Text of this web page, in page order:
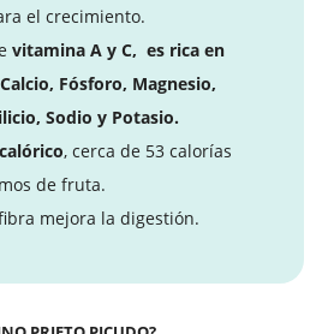
el crecimiento.
vitamina A y C, es rica en
Fósforo, Magnesio,
Sodio y Potasio.
, cerca de 53 calorías
de fruta.
mejora la digestión.